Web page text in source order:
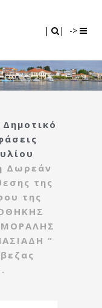
| | ->
Δημοτικό
Δωρεάν
της
της
ΜΟΡΑΛΗΣ
“